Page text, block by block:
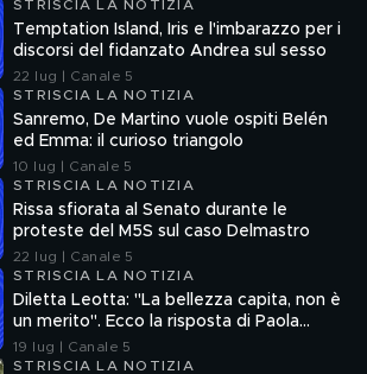
STRISCIA LA NOTIZIA
Temptation Island, Iris e l'imbarazzo per i
discorsi del fidanzato Andrea sul sesso
22 lug | Canale 5
STRISCIA LA NOTIZIA
Sanremo, De Martino vuole ospiti Belén
ed Emma: il curioso triangolo
10 lug | Canale 5
STRISCIA LA NOTIZIA
Rissa sfiorata al Senato durante le
proteste del M5S sul caso Delmastro
22 lug | Canale 5
STRISCIA LA NOTIZIA
Diletta Leotta: "La bellezza capita, non è
un merito". Ecco la risposta di Paola
Ferrari
19 lug | Canale 5
STRISCIA LA NOTIZIA